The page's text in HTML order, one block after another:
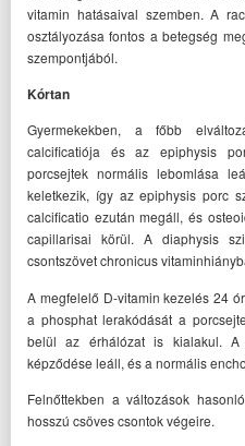
vitamin hatásaival szemben. A
osztályozása fontos a betegség
szempontjából.
Kórtan
Gyermekekben, a főbb
calcificatiója és az epiphysis
porcsejtek normális lebomlása
keletkezik, így az epiphysis porc
calcificatio ezután megáll, és
capillarisai körül. A diaphysis
csontszövet chronicus
A megfelelő D-vitamin kezelés 24
a phosphat lerakódását a
belül az érhálózat is kialakul. A
képződése leáll, és a normális
Felnőttekben a változások
hosszú csöves csontok végeire.